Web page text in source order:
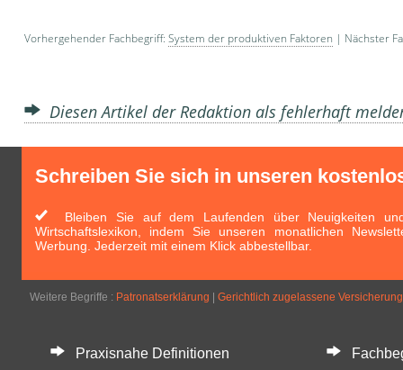
Vorhergehender Fachbegriff: System der produktiven Faktoren | Nächster
Diesen Artikel der Redaktion als fehlerhaft
Schreiben Sie sich in unseren
Bleiben Sie auf dem Laufenden über Neuigkeiten
Wirtschaftslexikon, indem Sie unseren monatlichen
Werbung. Jederzeit mit einem Klick abbestellbar.
Weitere Begriffe : Patronatserklärung Gerichtlich zugelassene
Praxisnahe Definitionen